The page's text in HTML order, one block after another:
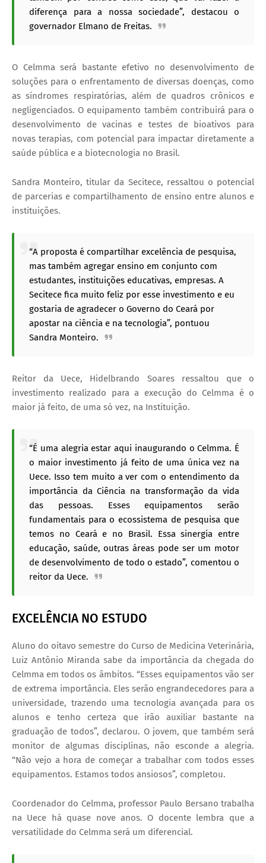
diferença para a nossa sociedade”, destacou o
governador Elmano de Freitas.
O Celmma será bastante efetivo no desenvolvimento de
soluções para o enfrentamento de diversas doenças, como
as síndromes respiratórias, além de quadros crônicos e
negligenciados. O equipamento também contribuirá para o
desenvolvimento de vacinas e testes de bioativos para
novas terapias, com potencial para impactar diretamente a
saúde pública e a biotecnologia no Brasil.
Sandra Monteiro, titular da Secitece, ressaltou o potencial
de parcerias e compartilhamento de ensino entre alunos e
instituições.
“A proposta é compartilhar excelência de pesquisa,
mas também agregar ensino em conjunto com
estudantes, instituições educativas, empresas. A
Secitece fica muito feliz por esse investimento e eu
gostaria de agradecer o Governo do Ceará por
apostar na ciência e na tecnologia”, pontuou
Sandra Monteiro.
Reitor da Uece, Hidelbrando Soares ressaltou que o
investimento realizado para a execução do Celmma é o
maior já feito, de uma só vez, na Instituição.
“É uma alegria estar aqui inaugurando o Celmma. É
o maior investimento já feito de uma única vez na
Uece. Isso tem muito a ver com o entendimento da
importância da Ciência na transformação da vida
das pessoas. Esses equipamentos serão
fundamentais para o ecossistema de pesquisa que
temos no Ceará e no Brasil. Essa sinergia entre
educação, saúde, outras áreas pode ser um motor
de desenvolvimento de todo o estado”, comentou o
reitor da Uece.
EXCELÊNCIA NO ESTUDO
Aluno do oitavo semestre do Curso de Medicina Veterinária,
Luiz Antônio Miranda sabe da importância da chegada do
Celmma em todos os âmbitos. “Esses equipamentos vão ser
de extrema importância. Eles serão engrandecedores para a
universidade, trazendo uma tecnologia avançada para os
alunos e tenho certeza que irão auxiliar bastante na
graduação de todos”, declarou. O jovem, que também será
monitor de algumas disciplinas, não esconde a alegria.
“Não vejo a hora de começar a trabalhar com todos esses
equipamentos. Estamos todos ansiosos”, completou.
Coordenador do Celmma, professor Paulo Bersano trabalha
na Uece há quase nove anos. O docente lembra que a
versatilidade do Celmma será um diferencial.